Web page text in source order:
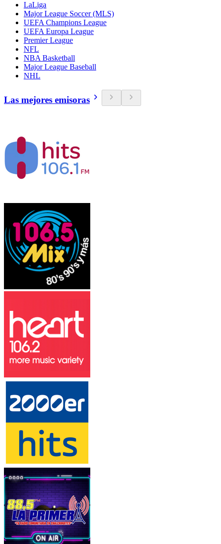
LaLiga
Major League Soccer (MLS)
UEFA Champions League
UEFA Europa League
Premier League
NFL
NBA Basketball
Major League Baseball
NHL
Las mejores emisoras